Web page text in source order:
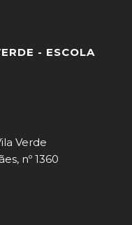
- ESCOLA
Verde
nº 1360